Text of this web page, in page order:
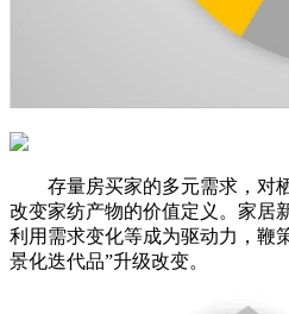
存量房买家的多元需求，对
改变家纺产物的价值定义。家居
利用需求变化等成为驱动力，鞭
景化迭代品”升级改变。